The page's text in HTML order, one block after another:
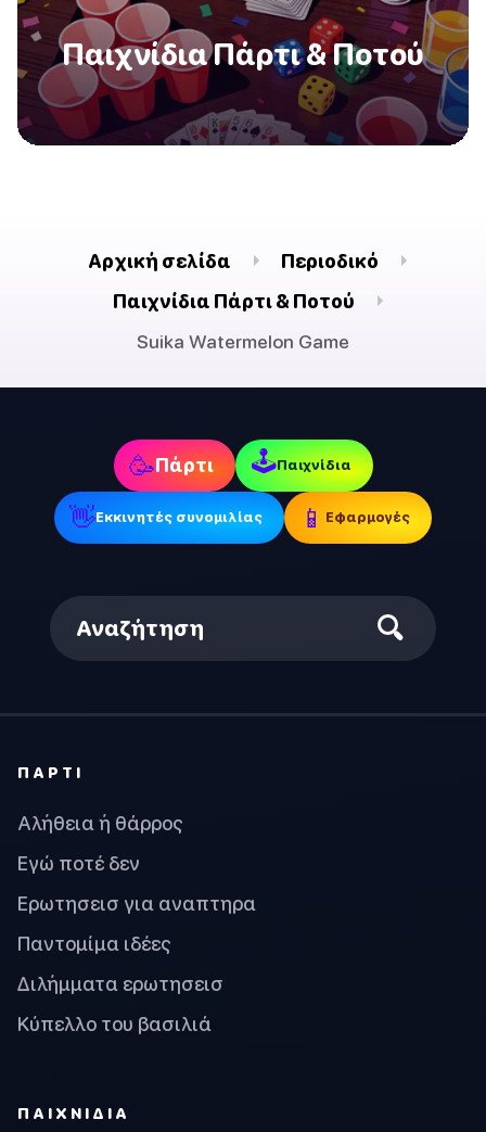
Παιχνίδια Πάρτι & Ποτού
Αρχική σελίδα
Περιοδικό
Παιχνίδια Πάρτι & Ποτού
Suika Watermelon Game
🥳Πάρτι 🕹Παιχνίδια
👋Εκκινητές συνομιλίας 📱 Εφαρμογές
Αναζήτηση
ΠΆΡΤΙ
Αλήθεια ή θάρρος
Εγώ ποτέ δεν
Ερωτησεισ για αναπτηρα
Παντομίμα ιδέες
Διλήμματα ερωτησεισ
Κύπελλο του βασιλιά
ΠΑΙΧΝΊΔΙΑ